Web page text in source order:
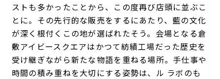
ストも多かったことから、この度再び店頭に並ぶこ
とに。その先行的な販売をするにあたり、藍の文化
が深く根付くこの地が選ばれたそう。会場となる倉
敷アイビースクエアはかつて紡績工場だった歴史を
受け継ぎながら新たな物語を重ねる場所。手仕事や
時間の積み重ねを大切にする姿勢は、ル ラボのも